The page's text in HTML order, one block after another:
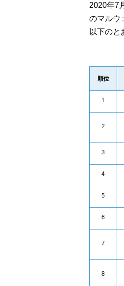
2020年7
のマルウ
以下のと
順位
1
2
3
4
5
6
7
8